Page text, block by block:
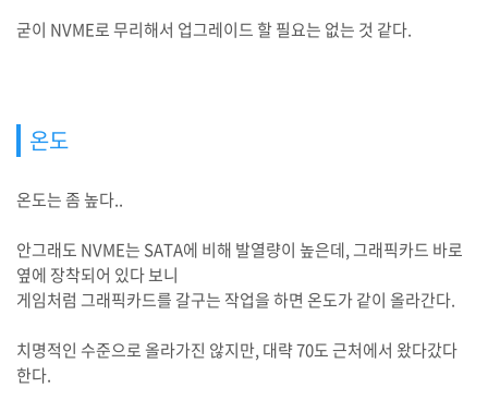
굳이 NVME로 무리해서 업그레이드 할 필요는 없는 것 같다.
온도
온도는 좀 높다..
안그래도 NVME는 SATA에 비해 발열량이 높은데, 그래픽카드 바로
옆에 장착되어 있다 보니
게임처럼 그래픽카드를 갈구는 작업을 하면 온도가 같이 올라간다.
치명적인 수준으로 올라가진 않지만, 대략 70도 근처에서 왔다갔다
한다.